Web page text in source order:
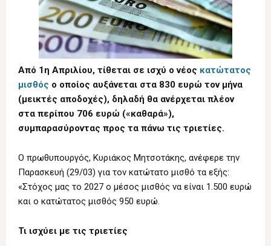
Από 1η Απριλίου, τίθεται σε ισχύ ο νέος κατώτατος
μισθός ο οποίος αυξάνεται στα 830 ευρώ τον μήνα
(μεικτές αποδοχές), δηλαδή θα ανέρχεται πλέον
στα περίπου 706 ευρώ («καθαρά»),
συμπαρασύροντας προς τα πάνω τις τριετίες.
Ο πρωθυπουργός, Κυριάκος Μητσοτάκης, ανέφερε την
Παρασκευή (29/03) για τον κατώτατο μισθό τα εξής:
«Στόχος μας το 2027 ο μέσος μισθός να είναι 1.500 ευρώ
και ο κατώτατος μισθός 950 ευρώ.
Τι ισχύει με τις τριετίες